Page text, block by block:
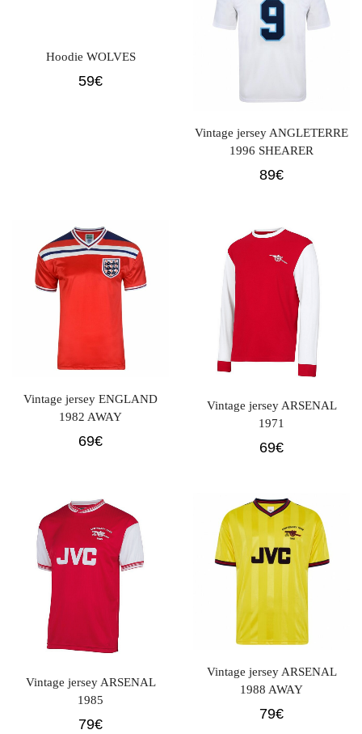
Hoodie WOLVES
59€
Vintage jersey ANGLETERRE
1996 SHEARER
89€
Vintage jersey ENGLAND
1982 AWAY
69€
Vintage jersey ARSENAL
1971
69€
Vintage jersey ARSENAL
1985
79€
Vintage jersey ARSENAL
1988 AWAY
79€